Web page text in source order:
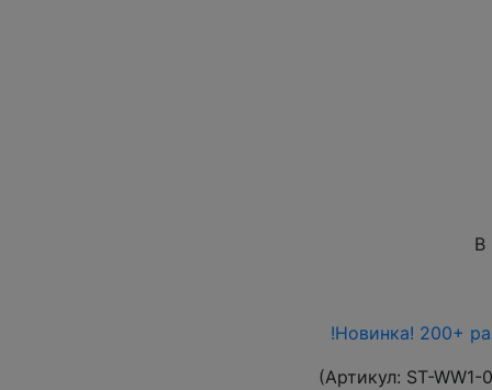
В
!Новинка! 200+
(Артикул: ST-